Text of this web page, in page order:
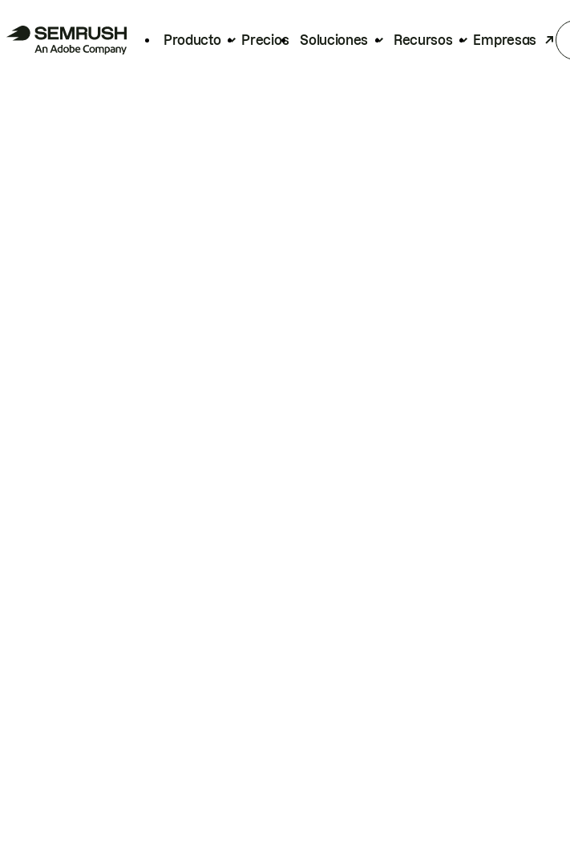
Producto Precios Soluciones Recursos Empresas